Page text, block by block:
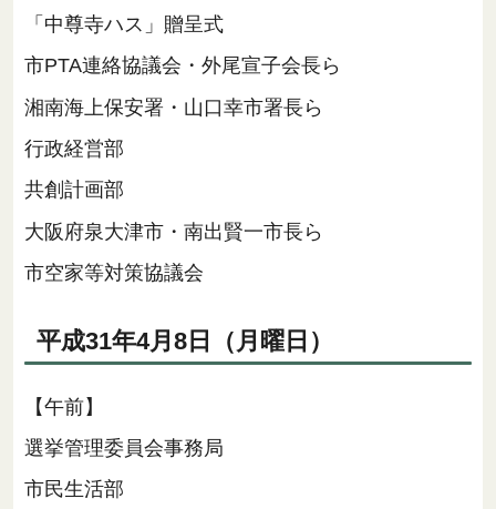
「中尊寺ハス」贈呈式
市PTA連絡協議会・外尾宣子会長ら
湘南海上保安署・山口幸市署長ら
行政経営部
共創計画部
大阪府泉大津市・南出賢一市長ら
市空家等対策協議会
平成31年4月8日（月曜日）
【午前】
選挙管理委員会事務局
市民生活部